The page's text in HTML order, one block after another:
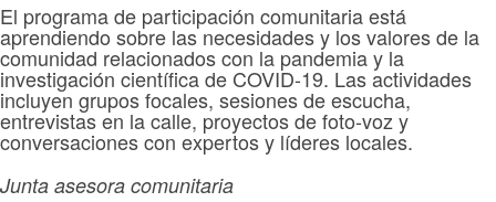
El programa de participación comunitaria está
aprendiendo sobre las necesidades y los valores de la
comunidad relacionados con la pandemia y la
investigación científica de COVID-19. Las actividades
incluyen grupos focales, sesiones de escucha,
entrevistas en la calle, proyectos de foto-voz y
conversaciones con expertos y líderes locales.
Junta asesora comunitaria